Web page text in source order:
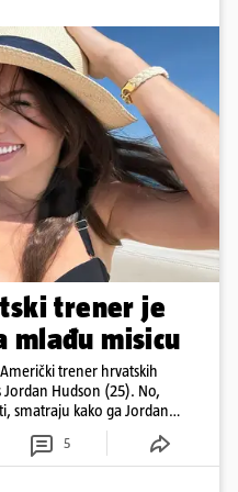
trener je
mlađu misicu
Američki trener hrvatskih
Hudson (25). No,
smatraju kako ga Jordan
5